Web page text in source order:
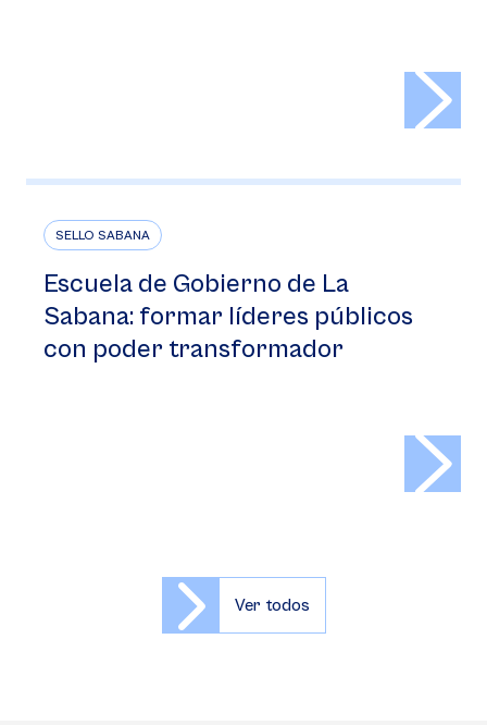
SELLO SABANA
Escuela de Gobierno de La
Sabana: formar líderes públicos
con poder transformador
Ver todos